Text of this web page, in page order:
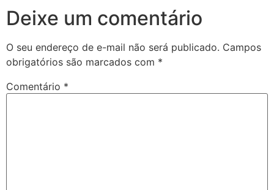
Deixe um comentário
O seu endereço de e-mail não será publicado. Campos
obrigatórios são marcados com *
Comentário *